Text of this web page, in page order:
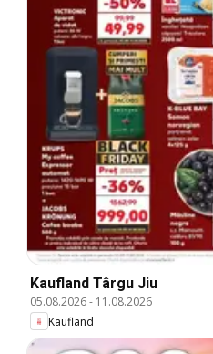
Kaufland Târgu Jiu
05.08.2026- 11.08.2026
Kaufland